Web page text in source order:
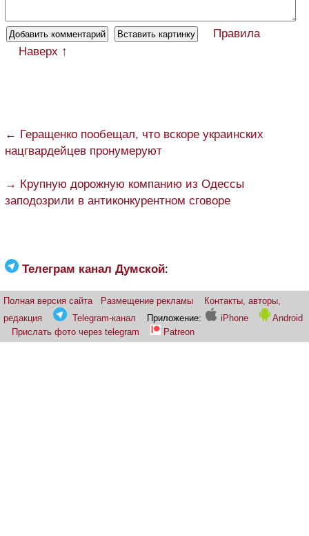
Правила
Наверх ↑
← Геращенко пообещал, что вскоре украинских
нацгвардейцев пронумеруют
→ Крупную дорожную компанию из Одессы
заподозрили в антиконкурентном сговоре
Телеграм канал Думской:
Полная версия сайта Размещение рекламы
Контакты, авторы,
редакция
Telegram-канал Приложение: iPhone
Android
Прислать фото через telegram
Patreon